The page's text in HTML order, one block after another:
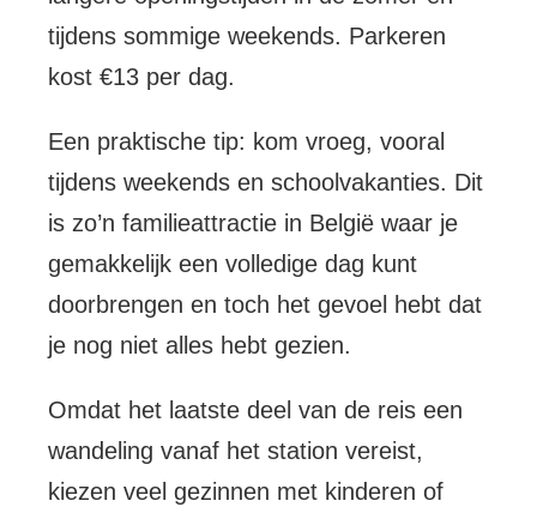
tijdens sommige weekends. Parkeren
kost €13 per dag.
Een praktische tip: kom vroeg, vooral
tijdens weekends en schoolvakanties. Dit
is zo’n familieattractie in België waar je
gemakkelijk een volledige dag kunt
doorbrengen en toch het gevoel hebt dat
je nog niet alles hebt gezien.
Omdat het laatste deel van de reis een
wandeling vanaf het station vereist,
kiezen veel gezinnen met kinderen of